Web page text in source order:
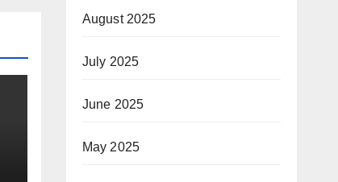
August 2025
July 2025
June 2025
May 2025